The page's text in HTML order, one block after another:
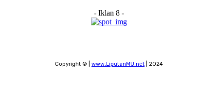
- Iklan 8 -
Copyright © | www.LiputanMU.net | 2024